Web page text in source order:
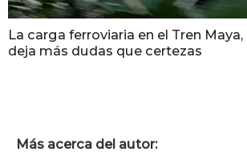
La carga ferroviaria en el Tren
deja más dudas que certezas
Más acerca del autor: